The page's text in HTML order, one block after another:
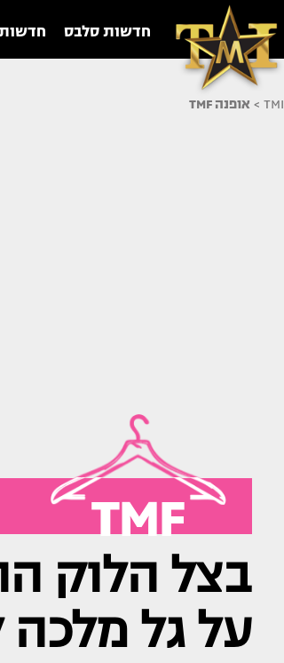
חדשות סלבס
TMI
> אופנה TMF
TMF
בצל הלוק
על גל מלכה